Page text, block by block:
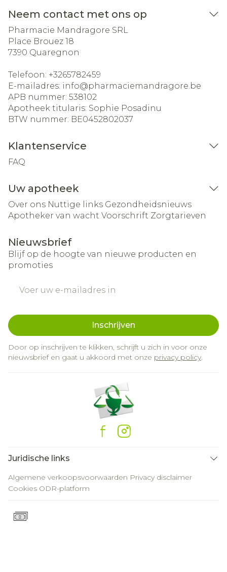
Neem contact met ons op
Pharmacie Mandragore SRL
Place Brouez 18
7390 Quaregnon
Telefoon: +3265782459
E-mailadres: info@pharmaciemandragore.be
APB nummer: 538102
Apotheek titularis: Sophie Posadinu
BTW nummer: BE0452802037
Klantenservice
FAQ
Uw apotheek
Over ons Nuttige links Gezondheidsnieuws
Apotheker van wacht Voorschrift Zorgtarieven
Nieuwsbrief
Blijf op de hoogte van nieuwe producten en
promoties
Inschrijven
Door op inschrijven te klikken, schrijft u zich in voor onze
nieuwsbrief en gaat u akkoord met onze privacy policy.
Juridische links
Algemene verkoopsvoorwaarden Privacy disclaimer
Cookies ODR-platform